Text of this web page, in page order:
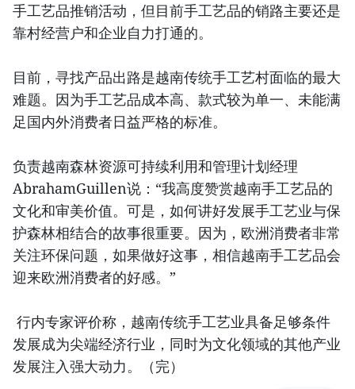
手工艺品推销活动，但目前手工艺品的销路主要还是
靠村经营户和企业自力打通的。
目前，寻找产品出路是越南传统手工艺村面临的最大
难题。因为手工艺品成本高、款式较为单一、未能满
足国内外消费者日益严格的标准。
负责越南森林资源可持续利用和管理计划经理
AbrahamGuillen说：“我高度赞赏越南手工艺品的
文化和审美价值。可是，如何讲好发展手工艺业与保
护森林相结合的故事很重要。因为，欧洲消费者非常
关注环保问题，如果做好这事，相信越南手工艺品会
迎来欧洲消费者的好感。”
行内专家评价称，越南传统手工艺业具备足够条件
发展成为尖端经济行业，同时为文化领域的其他产业
发展注入强大动力。（完）